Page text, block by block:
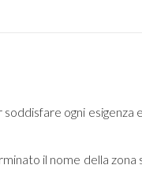
ogni esigenza
il nome della zona